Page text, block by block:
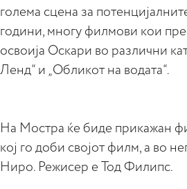
голема сцена за
години, многу филмови кои
освоија Оскари во различни
Ленд“ и „Обликот на водата“.
На Мостра ќе биде прикажан
кој го доби својот филм, а во
Ниро. Режисер е Тод Филипс.